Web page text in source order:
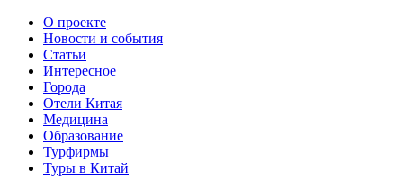
О проекте
Новости и события
Статьи
Интересное
Города
Отели Китая
Медицина
Образование
Турфирмы
Туры в Китай